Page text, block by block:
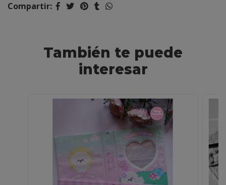
Compartir:
También te puede
interesar